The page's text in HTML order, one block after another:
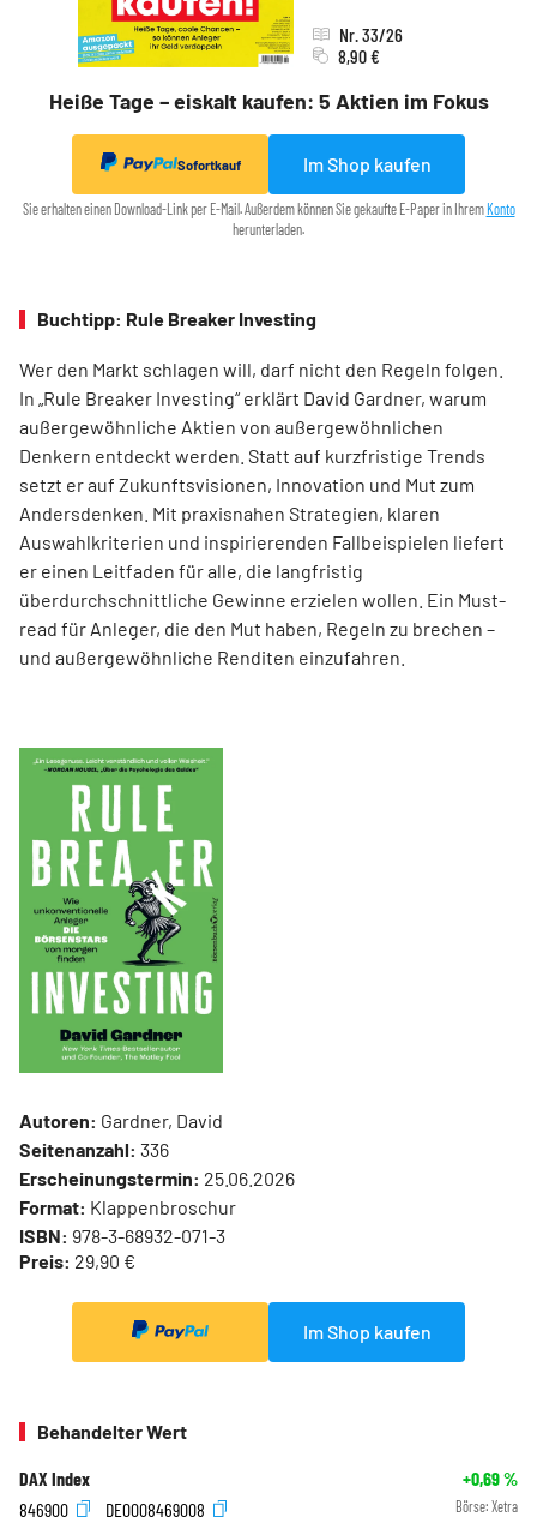
Heiße Tage – eiskalt kaufen: 5 Aktien im Fokus
Nr. 33/26
8,90 €
Sofortkauf Im Shop kaufen
Sie erhalten einen Download-Link per E-Mail. Außerdem können Sie gekaufte E-Paper in Ihrem Konto
herunterladen.
Buchtipp: Rule Breaker Investing
Wer den Markt schlagen will, darf nicht den Regeln folgen.
In „Rule Breaker Investing“ erklärt David Gardner, warum
außergewöhnliche Aktien von außer­gewöhnlichen
Denkern entdeckt werden. Statt auf kurzfristige Trends
setzt er auf Zukunftsvisionen, Innovation und Mut zum
Andersdenken. Mit praxisnahen Strategien, klaren
Auswahlkriterien und inspirierenden Fallbeispielen liefert
er einen Leit­faden für alle, die langfristig
überdurchschnittliche Gewinne erzielen wollen. Ein Must-
read für Anleger, die den Mut haben, Regeln zu brechen –
und außergewöhnliche Renditen einzufahren.
Autoren: Gardner, David
Seitenanzahl: 336
Erscheinungstermin: 25.06.2026
Format: Klappenbroschur
ISBN: 978-3-68932-071-3
Preis: 29,90 €
Im Shop kaufen
Behandelter Wert
DAX Index +0,69%
846900
DE0008469008 Börse: Xetra